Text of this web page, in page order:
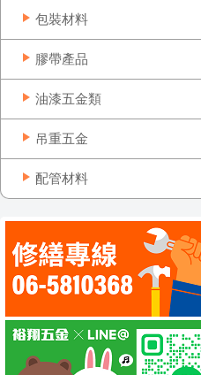
包裝材料
膠帶產品
油漆五金類
吊重五金
配管材料